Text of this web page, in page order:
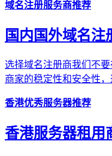
域名注册服务商推荐
国内国外域名注
选择域名注册商我们不
商家的稳定性和安全性
香港优秀服务器推荐
香港服务器租用